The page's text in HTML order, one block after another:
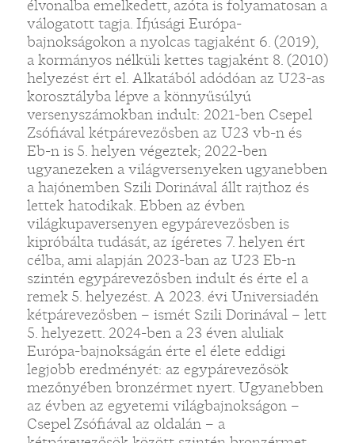
élvonalba emelkedett, azóta is folyamatosan a
válogatott tagja. Ifjúsági Európa-
bajnokságokon a nyolcas tagjaként 6. (2019),
a kormányos nélküli kettes tagjaként 8. (2010)
helyezést ért el. Alkatából adódóan az U23-as
korosztályba lépve a könnyűsúlyú
versenyszámokban indult: 2021-ben Csepel
Zsófiával kétpárevezősben az U23 vb-n és
Eb-n is 5. helyen végeztek; 2022-ben
ugyanezeken a világversenyeken ugyanebben
a hajónemben Szili Dorinával állt rajthoz és
lettek hatodikak. Ebben az évben
világkupaversenyen egypárevezősben is
kipróbálta tudását, az ígéretes 7. helyen ért
célba, ami alapján 2023-ban az U23 Eb-n
szintén egypárevezősben indult és érte el a
remek 5. helyezést. A 2023. évi Universiadén
kétpárevezősben – ismét Szili Dorinával – lett
5. helyezett. 2024-ben a 23 éven aluliak
Európa-bajnokságán érte el élete eddigi
legjobb eredményét: az egypárevezősök
mezőnyében bronzérmet nyert. Ugyanebben
az évben az egyetemi világbajnokságon –
Csepel Zsófiával az oldalán – a